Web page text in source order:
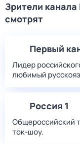
Зрители
смотрят
Первый
Лидер
любимый
Россия 1
Общероссийский
ток-шоу.